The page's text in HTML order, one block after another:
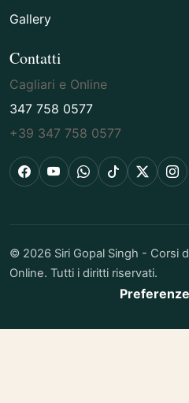
Gallery
Contatti
Cagliari e Online
347 758 0577
+39 347 758 0577
Facebook
YouTubeWhatsApp
TikTok
X
© 2026 Siri Gopal Singh - Corsi
Online. Tutti i diritti riservati.